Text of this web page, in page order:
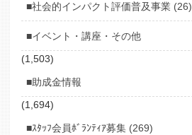
■社会的インパクト評価普及事業 (26)
■イベント・講座・その他
(1,503)
■助成金情報
(1,694)
■ｽﾀｯﾌ会員ﾎﾞﾗﾝﾃｨｱ募集 (269)